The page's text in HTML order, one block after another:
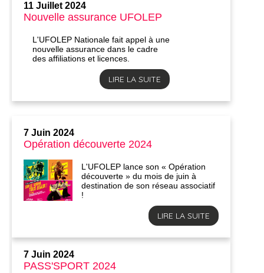
11 Juillet 2024
Nouvelle assurance UFOLEP
L'UFOLEP Nationale fait appel à une
nouvelle assurance dans le cadre
des affiliations et licences.
LIRE LA SUITE
7 Juin 2024
Opération découverte 2024
L'UFOLEP lance son « Opération
découverte » du mois de juin à
destination de son réseau associatif
!
LIRE LA SUITE
7 Juin 2024
PASS'SPORT 2024